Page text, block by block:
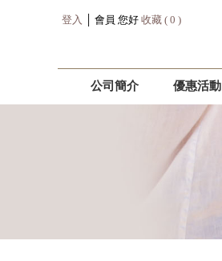
登入 │ 會員 您好 收藏 ( 0 )
公司簡介 優惠活動